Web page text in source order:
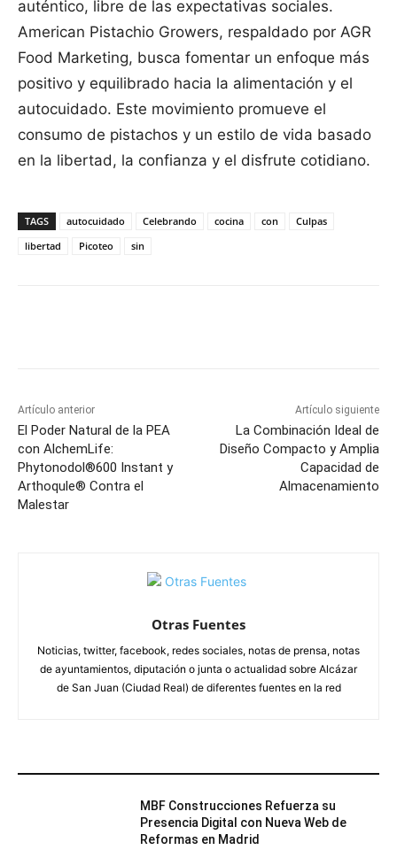
auténtico, libre de las expectativas sociales.
American Pistachio Growers, respaldado por AGR
Food Marketing, busca fomentar un enfoque más
positivo y equilibrado hacia la alimentación y el
autocuidado. Este movimiento promueve el
consumo de pistachos y un estilo de vida basado
en la libertad, la confianza y el disfrute cotidiano.
TAGS autocuidado Celebrando cocina con
Culpas
libertad
Picoteo sin
Artículo anterior
El Poder Natural de la PEA
con AlchemLife:
Phytonodol®600 Instant y
Arthoqule® Contra el
Malestar
Artículo siguiente
La Combinación Ideal de
Diseño Compacto y Amplia
Capacidad de
Almacenamiento
Otras Fuentes
Noticias, twitter, facebook, redes sociales, notas de prensa, notas
de ayuntamientos, diputación o junta o actualidad sobre Alcázar
de San Juan (Ciudad Real) de diferentes fuentes en la red
MBF Construcciones Refuerza su
Presencia Digital con Nueva Web de
Reformas en Madrid